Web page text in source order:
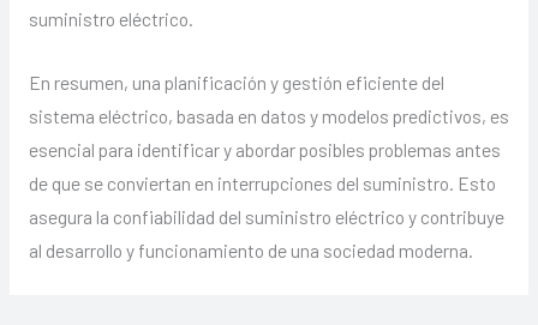
suministro eléctrico.
En resumen, una planificación y gestión eficiente del
sistema eléctrico, basada en datos y modelos predictivos, es
esencial para identificar y abordar posibles problemas antes
de que se conviertan en interrupciones del suministro. Esto
asegura la confiabilidad del suministro eléctrico y contribuye
al desarrollo y funcionamiento de una sociedad moderna.